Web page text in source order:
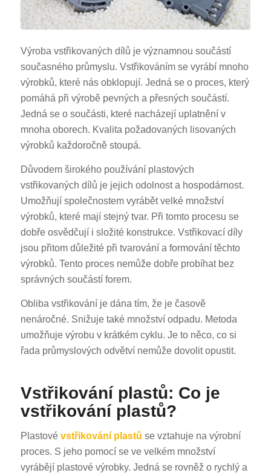
Výroba vstřikovaných dílů je významnou součástí
současného průmyslu. Vstřikováním se vyrábí mnoho
výrobků, které nás obklopují. Jedná se o proces, který
pomáhá při výrobě pevných a přesných součástí.
Jedná se o součásti, které nacházejí uplatnění v
mnoha oborech. Kvalita požadovaných lisovaných
výrobků každoročně stoupá.
Důvodem širokého používání plastových
vstřikovaných dílů je jejich odolnost a hospodárnost.
Umožňují společnostem vyrábět velké množství
výrobků, které mají stejný tvar. Při tomto procesu se
dobře osvědčují i složité konstrukce. Vstřikovací díly
jsou přitom důležité při tvarování a formování těchto
výrobků. Tento proces nemůže dobře probíhat bez
správných součástí forem.
Obliba vstřikování je dána tím, že je časově
nenáročné. Snižuje také množství odpadu. Metoda
umožňuje výrobu v krátkém cyklu. Je to něco, co si
řada průmyslových odvětví nemůže dovolit opustit.
Vstřikování plastů: Co je
vstřikování plastů?
Plastové vstřikování plastů se vztahuje na výrobní
proces. S jeho pomocí se ve velkém množství
vyrábějí plastové výrobky. Jedná se rovněž o rychlý a